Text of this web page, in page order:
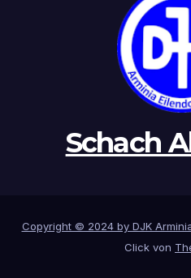
Schach
Copyright © 2024 by DJK
Click von